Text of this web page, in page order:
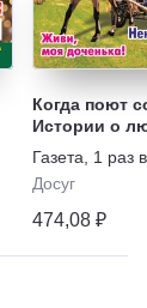
Когда поют
Истории о
прощении,
жизни
Газета
1 раз
Досуг
474,08 ₽